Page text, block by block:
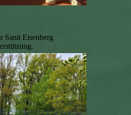
Sanit Eisenberg